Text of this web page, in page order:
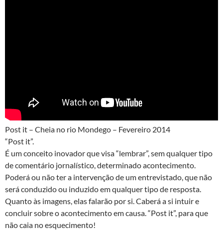
Post it – Cheia no rio Mondego – Fevereiro 2014
“Post it”.
É um conceito inovador que visa “lembrar”, sem qualquer tipo
de comentário jornalístico, determinado acontecimento.
Poderá ou não ter a intervenção de um entrevistado, que não
será conduzido ou induzido em qualquer tipo de resposta.
Quanto às imagens, elas falarão por si. Caberá a si intuir e
concluir sobre o acontecimento em causa. “Post it”, para que
não caia no esquecimento!